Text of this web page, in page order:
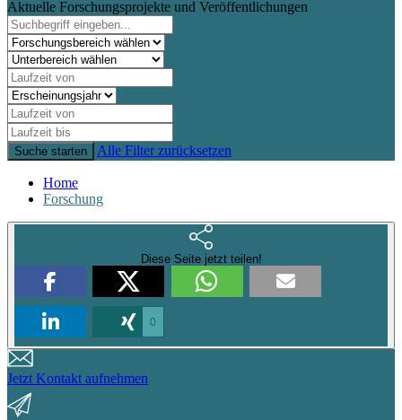
Aktuelle Forschungsprojekte und Veröffentlichungen
Suche starten Alle Filter zurücksetzen
Home
Forschung
Diese Seite jetzt teilen!
0
Jetzt Kontakt aufnehmen